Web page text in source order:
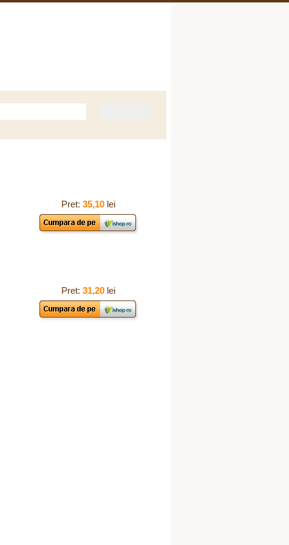
Pret: 35,10 lei
Pret: 31,20 lei